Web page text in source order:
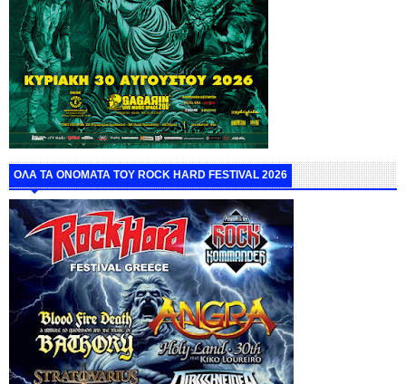
ΟΛΑ ΤΑ ΟΝΟΜΑΤΑ ΤΟΥ ROCK HARD FESTIVAL 2026